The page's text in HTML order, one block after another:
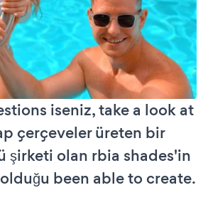
iseniz, take a look at
çerçeveler üreten bir
şirketi olan rbia shades'in
been able to create.